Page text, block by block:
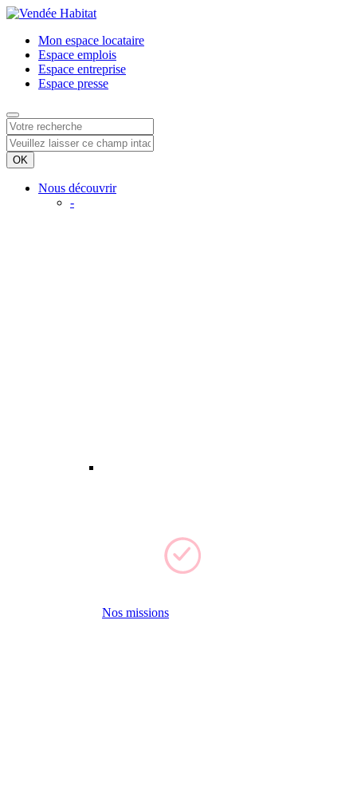
Mon espace locataire
Espace emplois
Espace entreprise
Espace presse
Nous découvrir
-
Nos missions